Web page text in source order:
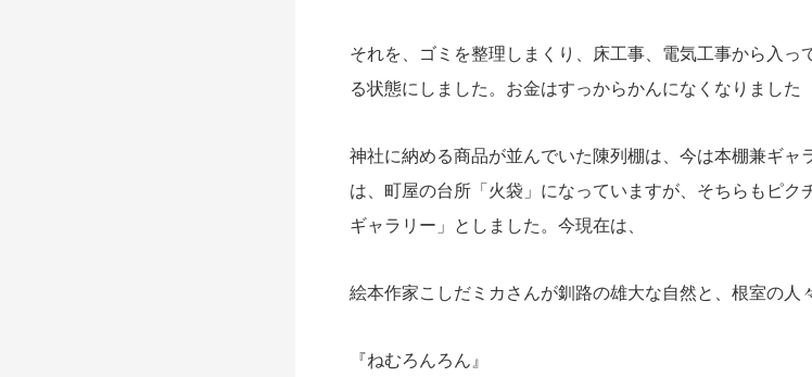
それを、ゴミを整理しまくり、床工事、電気工事から入っ
る状態にしました。お金はすっからかんになくなりました
神社に納める商品が並んでいた陳列棚は、今は本棚兼ギャ
は、町屋の台所「火袋」になっていますが、そちらもピク
ギャラリー」としました。今現在は、
絵本作家こしだミカさんが釧路の雄大な自然と、根室の人
『ねむろんろん』